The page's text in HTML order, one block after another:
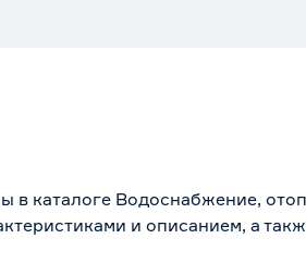
в каталоге Водоснабжение,
и описанием, а